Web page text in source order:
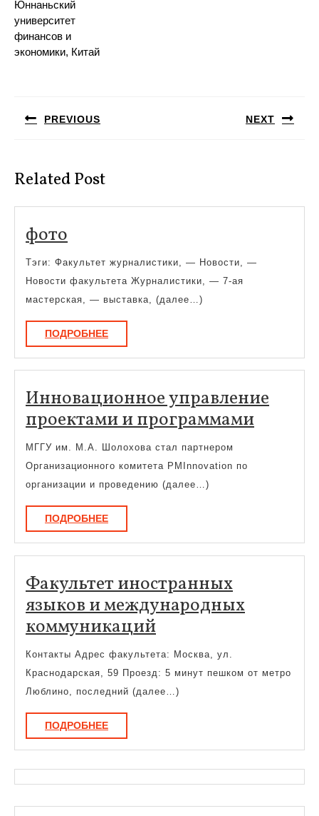
Юннаньский
университет
финансов и
экономики, Китай
записям
PREVIOUS NEXT
Related Post
фотофото
Тэги: Факультет журналистики, — Новости, —
Новости факультета Журналистики, — 7-ая
мастерская, — выставка, (далее…)
ПОДРОБНЕЕПОДРОБНЕЕ
Инновационное управление
проектами и программами
МГГУ им. М.А. Шолохова стал партнером
Организационного комитета PMInnovation по
организации и проведению (далее…)
ПОДРОБНЕЕПОДРОБНЕЕ
Факультет иностранных
языков и международных
коммуникаций
иностранных
языков
и
Контакты Адрес факультета: Москва, ул.
Краснодарская, 59 Проезд: 5 минут пешком от метро
Люблино, последний (далее…)
ПОДРОБНЕЕПОДРОБНЕЕ